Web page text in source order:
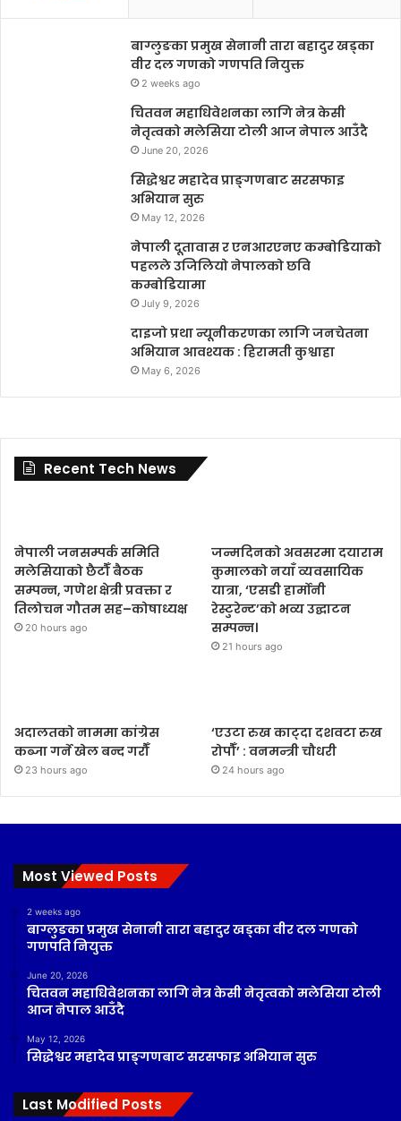
बाग्लुङका प्रमुख सेनानी तारा बहादुर खड्का
वीर दल गणको गणपति नियुक्त
2 weeks ago
चितवन महाधिवेशनका लागि नेत्र केसी
नेतृत्वको मलेसिया टोली आज नेपाल आउँदै
June 20, 2026
सिद्धेश्वर महादेव प्राङ्गणबाट सरसफाइ
अभियान सुरु
May 12, 2026
नेपाली दूतावास र एनआरएनए कम्बोडियाको
पहलले उजिलियो नेपालको छवि
कम्बोडियामा
July 9, 2026
दाइजो प्रथा न्यूनीकरणका लागि जनचेतना
अभियान आवश्यक : हिरामती कुश्वाहा
May 6, 2026
Recent Tech News
नेपाली जनसम्पर्क समिति
मलेसियाको छैटौँ बैठक
सम्पन्न, गणेश क्षेत्री प्रवक्ता र
तिलोचन गौतम सह–कोषाध्यक्ष
20 hours ago
जन्मदिनको अवसरमा दयाराम
कुमालको नयाँ व्यवसायिक
यात्रा, ‘एसडी हार्मोनी
रेस्टुरेन्ट’को भव्य उद्घाटन
सम्पन्न।
21 hours ago
अदालतको नाममा कांग्रेस
कब्जा गर्ने खेल बन्द गरौँ
23 hours ago
‘एउटा रुख काट्दा दशवटा रुख
रोपौँ’ : वनमन्त्री चौधरी
24 hours ago
Most Viewed Posts
2 weeks ago
बाग्लुङका प्रमुख सेनानी तारा बहादुर खड्का वीर दल गणको
गणपति नियुक्त
June 20, 2026
चितवन महाधिवेशनका लागि नेत्र केसी नेतृत्वको मलेसिया टोली
आज नेपाल आउँदै
May 12, 2026
सिद्धेश्वर महादेव प्राङ्गणबाट सरसफाइ अभियान सुरु
Last Modified Posts